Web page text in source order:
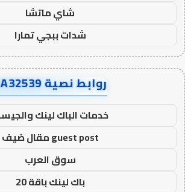
شاي ماتشا
شدات ببجي تمارا
روابط نصية AA32539
خدمات الباك لينك
guest post مقال ضيف
سوق العرب
باك لينك باقة 20